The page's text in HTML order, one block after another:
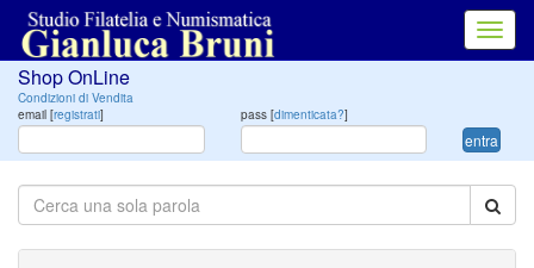
Shop OnLine
Condizioni di Vendita
email [registrati] pass [dimenticata?]
entra